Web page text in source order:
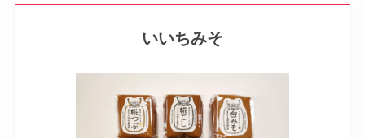
いいちみそ